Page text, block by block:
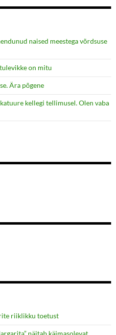
naised meestega võrdsuse
on mitu
Ära põgene
kellegi tellimusel. Olen vaba
riiklikku toetust
näitab käimasolevat